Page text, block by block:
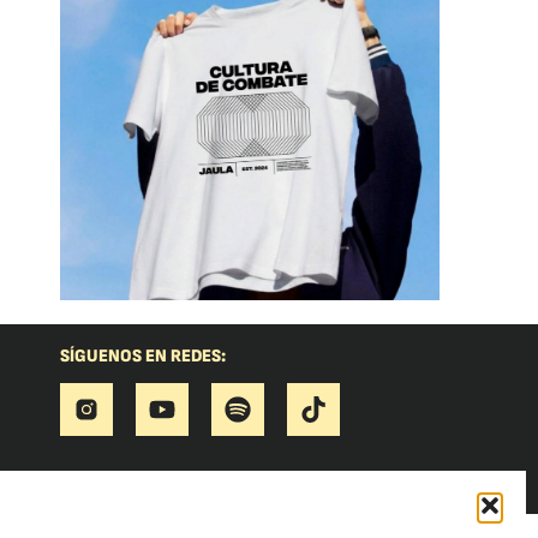
SÍGUENOS EN REDES: